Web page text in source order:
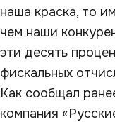
наша краска, то
чем наши
эти десять
фискальных
Как сообщал
компания